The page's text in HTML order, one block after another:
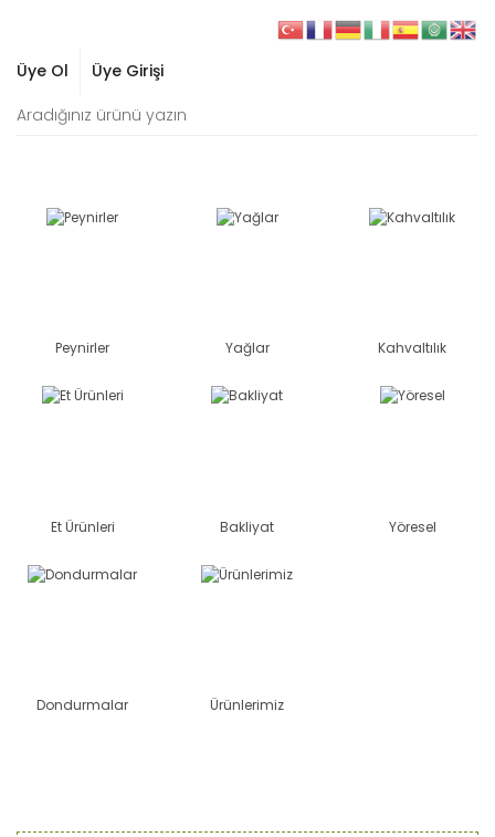
Üye Ol Üye Girişi
Peynirler Yağlar Kahvaltılık
Et Ürünleri Bakliyat Yöresel
Dondurmalar Ürünlerimiz